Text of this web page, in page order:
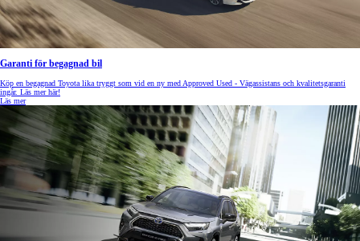
Garanti för begagnad bil
Köp en begagnad Toyota lika tryggt som vid en ny med Approved Used - Vägassistans och kvalitetsgaranti
ingår. Läs mer här!
Läs mer